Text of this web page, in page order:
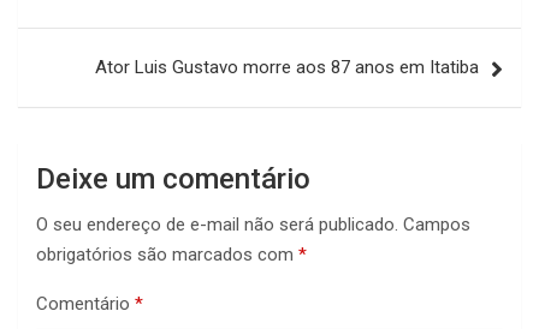
Ator Luis Gustavo morre aos 87 anos em Itatiba
Deixe um comentário
O seu endereço de e-mail não será publicado. Campos
obrigatórios são marcados com *
Comentário *